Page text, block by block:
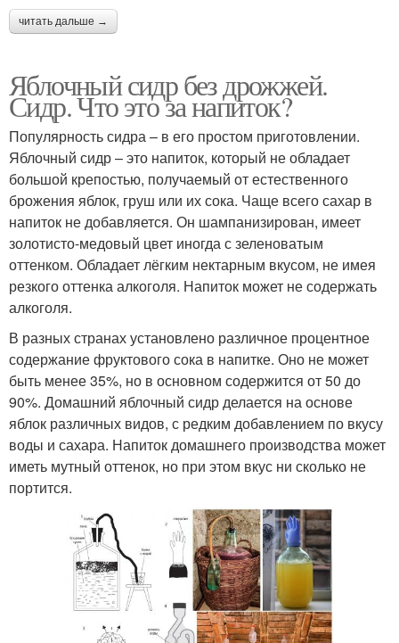
читать дальше →
Яблочный сидр без дрожжей.
Сидр. Что это за напиток?
Популярность сидра – в его простом приготовлении.
Яблочный сидр – это напиток, который не обладает
большой крепостью, получаемый от естественного
брожения яблок, груш или их сока. Чаще всего сахар в
напиток не добавляется. Он шампанизирован, имеет
золотисто-медовый цвет иногда с зеленоватым
оттенком. Обладает лёгким нектарным вкусом, не имея
резкого оттенка алкоголя. Напиток может не содержать
алкоголя.
В разных странах установлено различное процентное
содержание фруктового сока в напитке. Оно не может
быть менее 35%, но в основном содержится от 50 до
90%. Домашний яблочный сидр делается на основе
яблок различных видов, с редким добавлением по вкусу
воды и сахара. Напиток домашнего производства может
иметь мутный оттенок, но при этом вкус ни сколько не
портится.